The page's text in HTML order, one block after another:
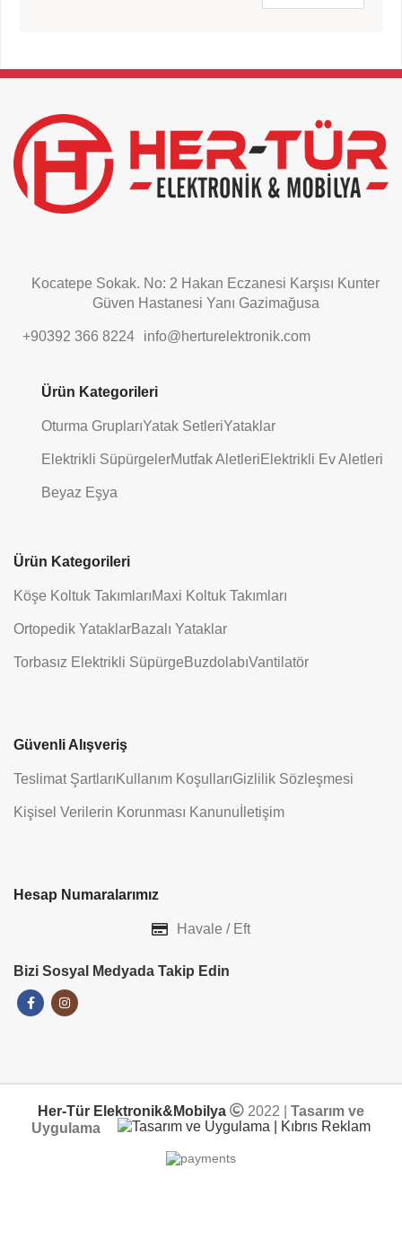
field
left
blank
Kocatepe Sokak. No: 2 Hakan Eczanesi Karşısı Kunter
Güven Hastanesi Yanı Gazimağusa
+90392 366 8224 info@herturelektronik.com
Ürün Kategorileri
Oturma GruplarıYatak SetleriYataklar
Elektrikli SüpürgelerMutfak AletleriElektrikli Ev Aletleri
Beyaz Eşya
Ürün Kategorileri
Köşe Koltuk TakımlarıMaxi Koltuk Takımları
Ortopedik YataklarBazalı Yataklar
Torbasız Elektrikli SüpürgeBuzdolabıVantilatör
Güvenli Alışveriş
Teslimat ŞartlarıKullanım KoşullarıGizlilik Sözleşmesi
Kişisel Verilerin Korunması Kanunu İletişim
Hesap Numaralarımız
Havale / Eft
Bizi Sosyal Medyada Takip Edin
Her-Tür Elektronik&Mobilya 2022 | Tasarım ve
Uygulama